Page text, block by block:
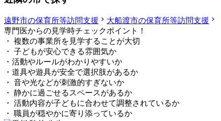
遠野市の保育所等訪問支援
大船渡市の保育所等訪問支援
専門医からの見学時チェックポイント！
・ 複数の事業所を見学することが大切
・ 子どもが安心できる雰囲気か
・活動やルールがわかりやすいか
・道具や遊具が安全で選択肢があるか
・ 音や光などが刺激的すぎないか
・ 静かに過ごせるスペースがあるか
・ 活動内容が子どもに合わせて調整されているか
・ 職員が穏やかに寄り添っているか